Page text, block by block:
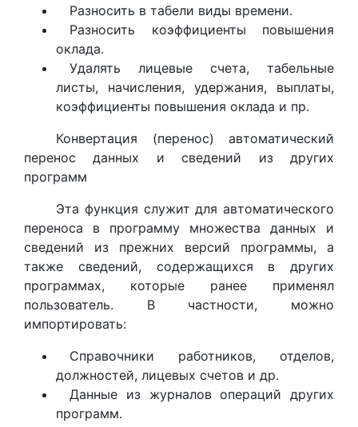
Разносить в табели виды времени.
Разносить коэффициенты повышения
оклада.
Удалять лицевые счета, табельные
листы, начисления, удержания, выплаты,
коэффициенты повышения оклада и пр.
Конвертация (перенос) автоматический
перенос данных и сведений из других
программ
Эта функция служит для автоматического
переноса в программу множества данных и
сведений из прежних версий программы, а
также сведений, содержащихся в других
программах, которые ранее применял
пользователь. В частности, можно
импортировать:
Справочники работников, отделов,
должностей, лицевых счетов и др.
Данные из журналов операций других
программ.